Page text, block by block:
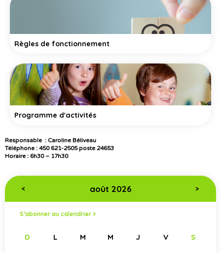
Règles de fonctionnement
Programme d'activités
Responsable : Caroline Béliveau
Téléphone : 450 621-2505 poste 24653
Horaire : 6h30 – 17h30
< août 2026 >
S’abonner au calendrier >
D L M M J V S